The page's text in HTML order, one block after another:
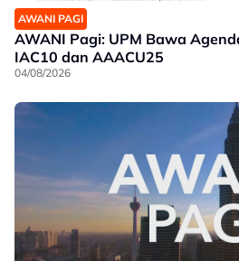
AWANI PAGI
AWANI Pagi: UPM Bawa
IAC10 dan AAACU25
04/08/2026